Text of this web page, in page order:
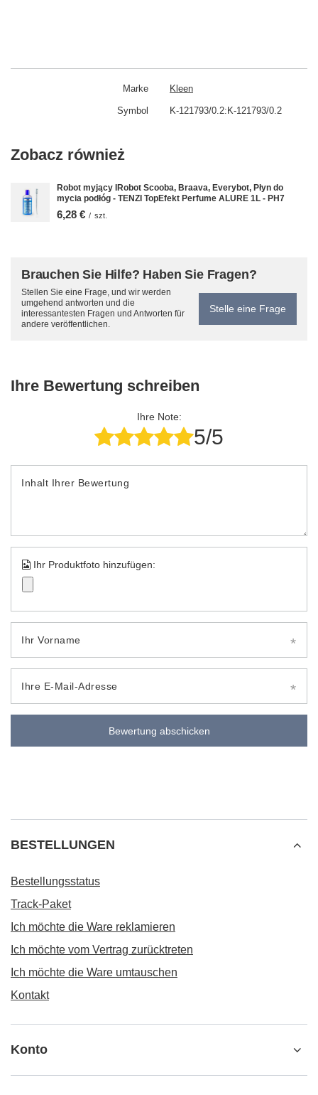
Marke Kleen
Symbol K-121793/0.2:K-121793/0.2
Zobacz również
Robot myjący IRobot Scooba, Braava, Everybot, Płyn do
mycia podłóg - TENZI TopEfekt Perfume ALURE 1L - PH7
6,28 € / szt.
Brauchen Sie Hilfe? Haben Sie Fragen?
Stellen Sie eine Frage, und wir werden
umgehend antworten und die
interessantesten Fragen und Antworten für
andere veröffentlichen.
Stelle eine Frage
Ihre Bewertung schreiben
Ihre Note:
5/5
Inhalt Ihrer Bewertung
Ihr Produktfoto hinzufügen:
Ihr Vorname
Ihre E-Mail-Adresse
Bewertung abschicken
BESTELLUNGEN
Bestellungsstatus
Track-Paket
Ich möchte die Ware reklamieren
Ich möchte vom Vertrag zurücktreten
Ich möchte die Ware umtauschen
Kontakt
Konto